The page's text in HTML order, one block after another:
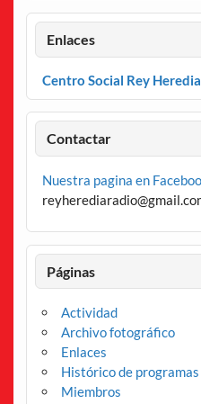
Enlaces
Centro Social Rey Heredia
Contactar
Nuestra pagina en
Páginas
Actividad
Archivo fotográfico
Enlaces
Histórico de programas
Miembros